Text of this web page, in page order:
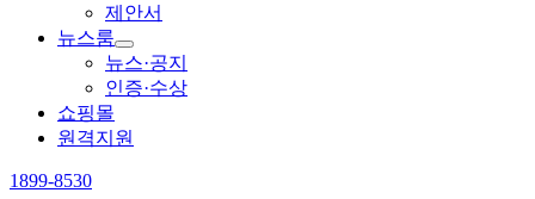
제안서
뉴스룸
뉴스·공지
인증·수상
쇼핑몰
원격지원
1899-8530